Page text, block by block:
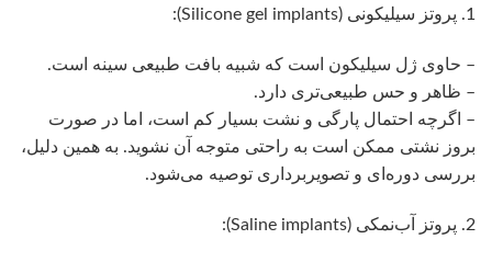
1. پروتز سیلیکونی (Silicone gel implants):
– حاوی ژل سیلیکون است که شبیه بافت طبیعی سینه است.
– ظاهر و حس طبیعی‌تری دارد.
– اگرچه احتمال پارگی و نشت بسیار کم است، اما در صورت
بروز نشتی ممکن است به راحتی متوجه آن نشوید. به همین دلیل،
بررسی دوره‌ای و تصویربرداری توصیه می‌شود.
2. پروتز آب‌نمکی (Saline implants):